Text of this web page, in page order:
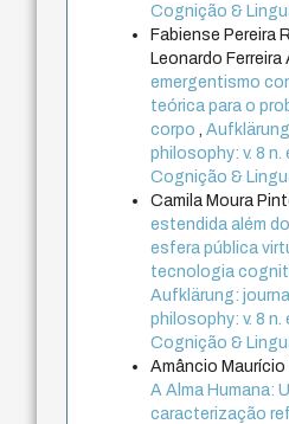
Cognição &
Fabiense Pereira
Leonardo Ferreira
emergentismo
teórica para o
corpo
,
philosophy: v. 8 n.
Cognição &
Camila Moura
estendida além
esfera pública
tecnologia
Aufklärung:
philosophy: v. 8 n.
Cognição &
Amâncio Maurício
A Alma Humana:
caracterização